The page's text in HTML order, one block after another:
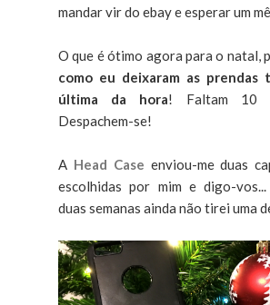
mandar vir do ebay e esperar um
O que é ótimo agora para o natal,
como eu deixaram as prendas
última da hora! Faltam 10
Despachem-se!
A Head Case enviou-me duas
escolhidas por mim e digo-
duas semanas ainda não tirei uma